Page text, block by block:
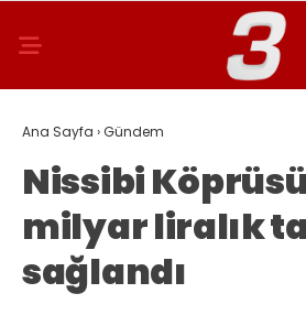
Ana Sayfa ›Gündem
Nissibi
milyar liralık
sağlandı